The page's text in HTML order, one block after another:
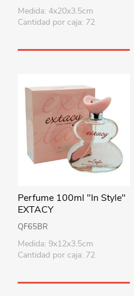
Medida: 4x20x3.5cm
Cantidad por caja: 72
Perfume 100ml "In Style"
EXTACY
QF65BR
Medida: 9x12x3.5cm
Cantidad por caja: 72